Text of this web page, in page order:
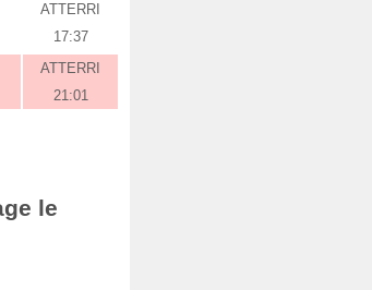
ATTERRI
17:37
ATTERRI
21:01
le